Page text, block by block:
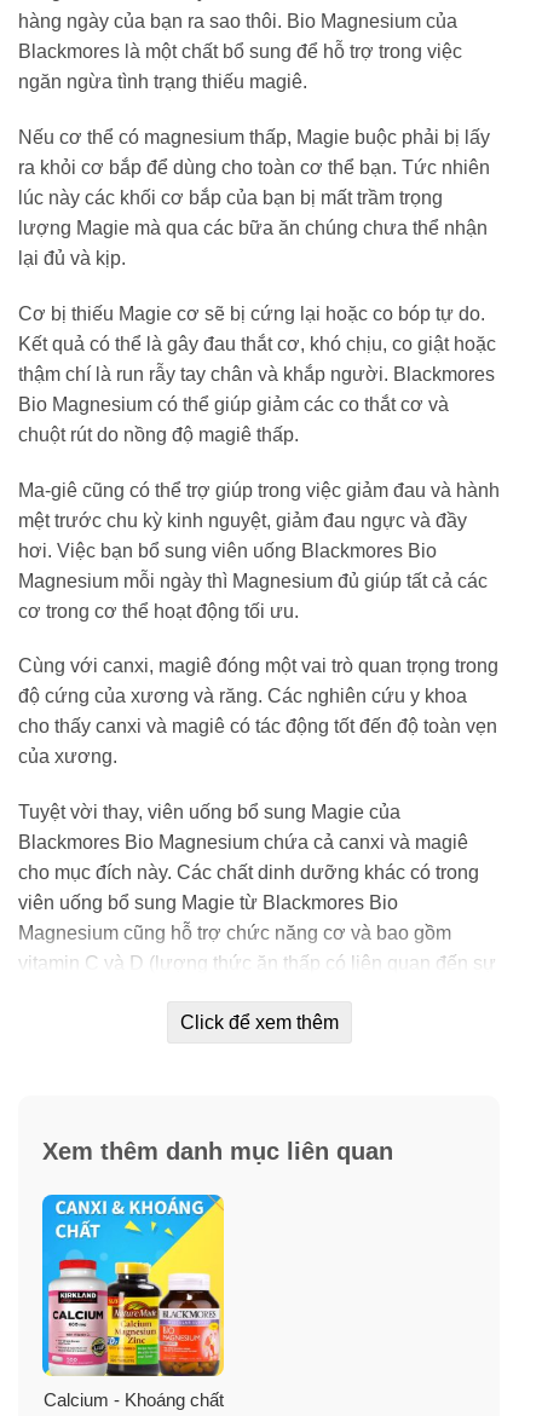
hàng ngày của bạn ra sao thôi. Bio Magnesium của
Blackmores là một chất bổ sung để hỗ trợ trong việc
ngăn ngừa tình trạng thiếu magiê.
Nếu cơ thể có magnesium thấp, Magie buộc phải bị lấy
ra khỏi cơ bắp để dùng cho toàn cơ thể bạn. Tức nhiên
lúc này các khối cơ bắp của bạn bị mất trầm trọng
lượng Magie mà qua các bữa ăn chúng chưa thể nhận
lại đủ và kịp.
Cơ bị thiếu Magie cơ sẽ bị cứng lại hoặc co bóp tự do.
Kết quả có thể là gây đau thắt cơ, khó chịu, co giật hoặc
thậm chí là run rẫy tay chân và khắp người. Blackmores
Bio Magnesium có thể giúp giảm các co thắt cơ và
chuột rút do nồng độ magiê thấp.
Ma-giê cũng có thể trợ giúp trong việc giảm đau và hành
mệt trước chu kỳ kinh nguyệt, giảm đau ngực và đầy
hơi. Việc bạn bổ sung viên uống Blackmores Bio
Magnesium mỗi ngày thì Magnesium đủ giúp tất cả các
cơ trong cơ thể hoạt động tối ưu.
Cùng với canxi, magiê đóng một vai trò quan trọng trong
độ cứng của xương và răng. Các nghiên cứu y khoa
cho thấy canxi và magiê có tác động tốt đến độ toàn vẹn
của xương.
Tuyệt vời thay, viên uống bổ sung Magie của
Blackmores Bio Magnesium chứa cả canxi và magiê
cho mục đích này. Các chất dinh dưỡng khác có trong
viên uống bổ sung Magie từ Blackmores Bio
Magnesium cũng hỗ trợ chức năng cơ và bao gồm
vitamin C và D (lượng thức ăn thấp có liên quan đến sự
liên quan đến quá trình chuyển phosphate hoạt động để
Click để xem thêm
Xem thêm danh mục liên quan
Calcium - Khoáng chất